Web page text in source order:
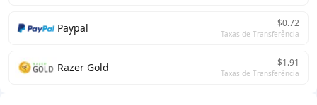
Paypal $0.72
Taxas de Transferência
Razer Gold $1.91
Taxas de Transferência